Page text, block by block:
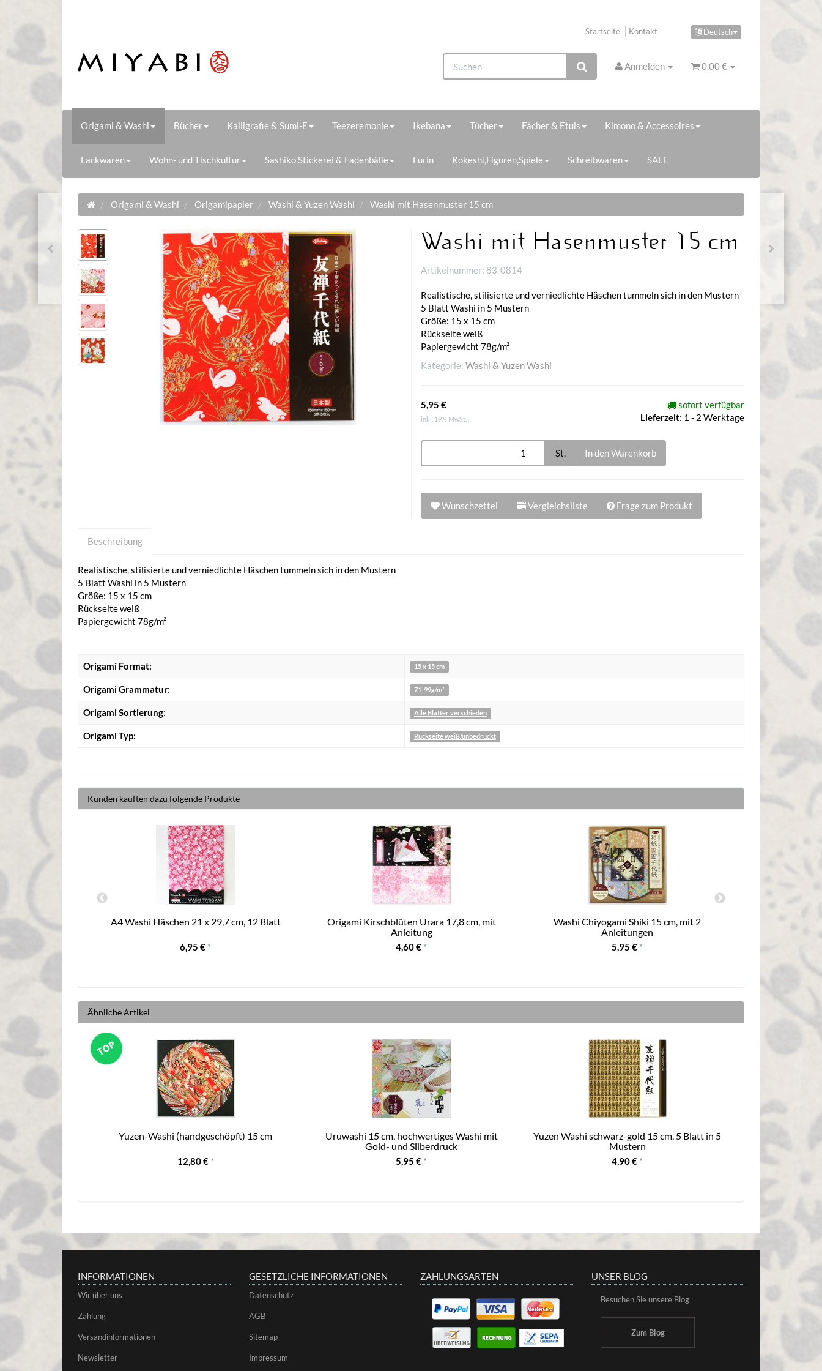
Deutsch
Startseite Kontakt
Anmelden 0,00 €
Origami & Washi Bücher Kalligrafie & Sumi-E Teezeremonie Ikebana Tücher Fächer & Etuis Kimono & Accessoires
Lackwaren Wohn- und Tischkultur Sashiko Stickerei & Fadenbälle Furin Kokeshi,Figuren,Spiele Schreibwaren SALE
Origami & Washi Origamipapier Washi & Yuzen Washi Washi mit Hasenmuster 15 cm
Washi mit Hasenmuster 15 cm
Artikelnummer: 83-0814
Realistische, stilisierte und verniedlichte Häschen tummeln sich in den Mustern
5 Blatt Washi in 5 Mustern
Größe: 15 x 15 cm
Rückseite weiß
Papiergewicht 78g/m²
Kategorie: Washi & Yuzen Washi
5,95 €
inkl. 19% MwSt. ,
sofort verfügbar
Lieferzeit: 1 - 2 Werktage
St. In den Warenkorb
Wunschzettel Vergleichsliste Frage zum Produkt
Beschreibung
Realistische, stilisierte und verniedlichte Häschen tummeln sich in den Mustern
5 Blatt Washi in 5 Mustern
Größe: 15 x 15 cm
Rückseite weiß
Papiergewicht 78g/m²
Origami Format: 15 x 15 cm
Origami Grammatur: 71-99g/m²
Origami Sortierung: Alle Blätter verschieden
Origami Typ: Rückseite weiß/unbedruckt
Kunden kauften dazu folgende Produkte
Geisha) A4 Washi Häschen 21 x 29,7 cm, 12 Blatt
6,95 € *
Origami Kirschblüten Urara 17,8 cm, mit
Anleitung
4,60 € *
Washi Chiyogami Shiki 15 cm, mit 2
Anleitungen
5,95 € *
Aufkleber
Ähnliche Artikel
Yuzen-Washi (handgeschöpft) 15 cm
12,80 € *
Uruwashi 15 cm, hochwertiges Washi mit
Gold- und Silberdruck
5,95 € *
Yuzen Washi schwarz-gold 15 cm, 5 Blatt in 5
Mustern
4,90 € *
INFORMATIONEN
Wir über uns
Zahlung
Versandinformationen
Newsletter
GESETZLICHE INFORMATIONEN
Datenschutz
AGB
Sitemap
Impressum
ZAHLUNGSARTEN UNSER BLOG
Besuchen Sie unsere Blog
Zum Blog